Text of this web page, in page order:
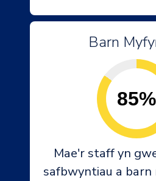
Barn
85%
Mae'r staff yn
safbwyntiau a